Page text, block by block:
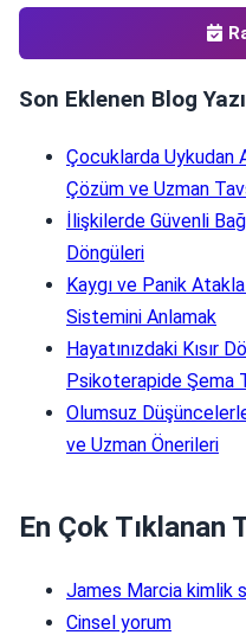
Son Eklenen Blog
Çocuklarda Uykudan
Çözüm ve Uzman
İlişkilerde Güvenli
Döngüleri
Kaygı ve Panik
Sistemini Anlamak
Hayatınızdaki Kısır
Psikoterapide Şema
Olumsuz
ve Uzman Önerileri
En Çok Tıklanan
James Marcia kimlik
Cinsel yorum